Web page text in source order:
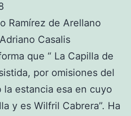
Ramírez de Arellano
Casalis
que “ La Capilla de
por omisiones del
estancia esa en cuyo
y es Wilfril Cabrera”. Ha